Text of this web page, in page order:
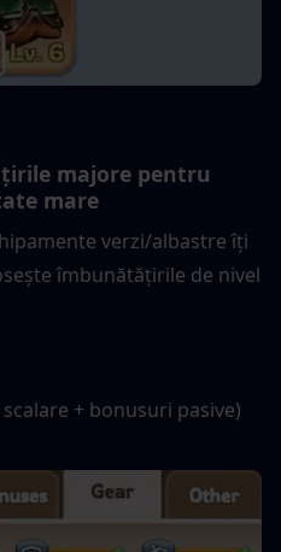
majore pentru
mare
verzi/albastre îți
îmbunătățirile de nivel
+ bonusuri pasive)